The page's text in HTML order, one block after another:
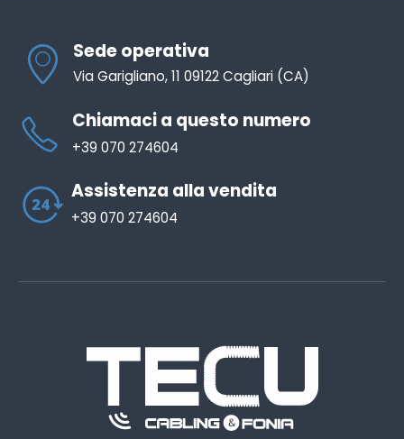
Sede operativa
Via Garigliano, 11 09122 Cagliari (CA)
Chiamaci a questo numero
+39 070 274604
Assistenza alla vendita
+39 070 274604